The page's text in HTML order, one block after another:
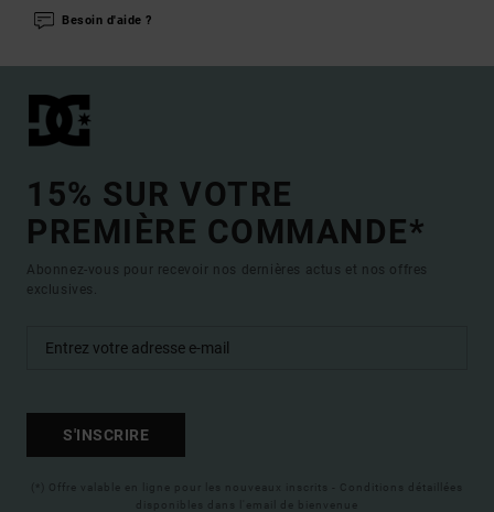
Besoin d'aide ?
15% SUR VOTRE
PREMIÈRE COMMANDE*
Abonnez-vous pour recevoir nos dernières actus et nos offres
exclusives.
S'INSCRIRE
(*) Offre valable en ligne pour les nouveaux inscrits - Conditions détaillées
disponibles dans l'email de bienvenue